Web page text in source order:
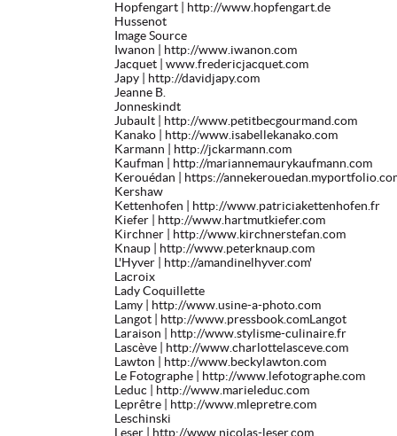
Hopfengart | http://www.hopfengart.de
Hussenot
Image Source
Iwanon | http://www.iwanon.com
Jacquet | www.fredericjacquet.com
Japy | http://davidjapy.com
Jeanne B.
Jonneskindt
Jubault | http://www.petitbecgourmand.com
Kanako | http://www.isabellekanako.com
Karmann | http://jckarmann.com
Kaufman | http://mariannemaurykaufmann.com
Kerouédan | https://
Kershaw
Kettenhofen | http://www.patriciakettenhofen.fr
Kiefer | http://www.hartmutkiefer.com
Kirchner | http://www.kirchnerstefan.com
Knaup | http://www.peterknaup.com
L'Hyver | http://amandinelhyver.com'
Lacroix
Lady Coquillette
Lamy | http://www.usine-a-photo.com
Langot | http://www.pressbook.comLangot
Laraison | http://www.stylisme-culinaire.fr
Lascève | http://www.charlottelasceve.com
Lawton | http://www.beckylawton.com
Le Fotographe | http://www.lefotographe.com
Leduc | http://www.marieleduc.com
Leprêtre | http://www.mlepretre.com
Leschinski
Leser | http://www.nicolas-leser.com